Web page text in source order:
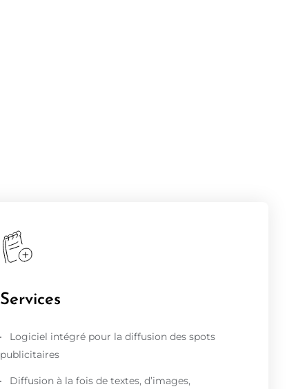
Services
Logiciel intégré pour la diffusion des spots
publicitaires
Diffusion à la fois de textes, d’images,